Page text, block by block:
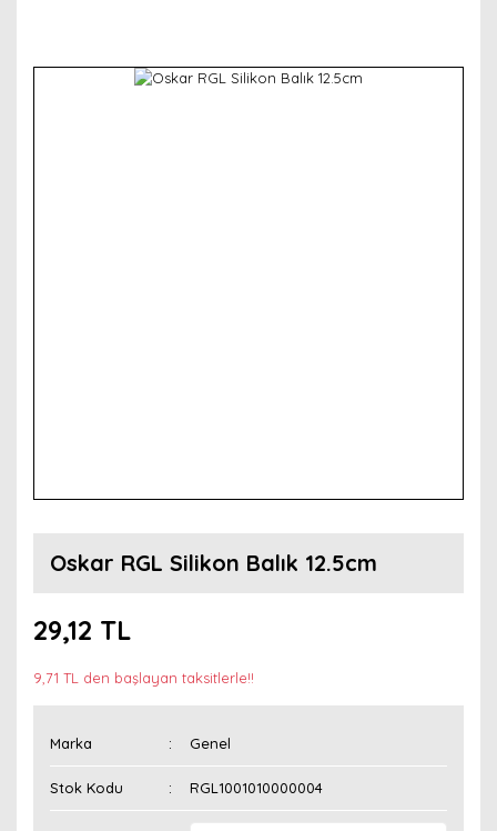
Oskar RGL Silikon Balık 12.5cm
29,12 TL
9,71 TL den başlayan taksitlerle!!
Marka Genel
Stok Kodu RGL1001010000004